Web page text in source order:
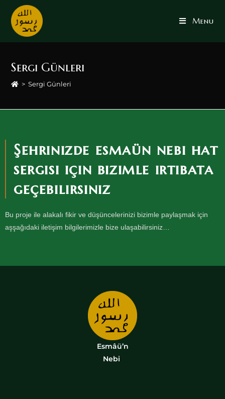
Menu
Sergi Günleri
> Sergi Günleri
Şehrinizde esmaün nebi hat
sergisi için bizimle irtibata
geçebilirsiniz
Bu proje ile alakalı fikir ve düşüncelerinizi bizimle paylaşmak için
aşşağıdaki iletişim bilgilerimizle bize ulaşabilirsiniz…
Esmâü’n
Nebi